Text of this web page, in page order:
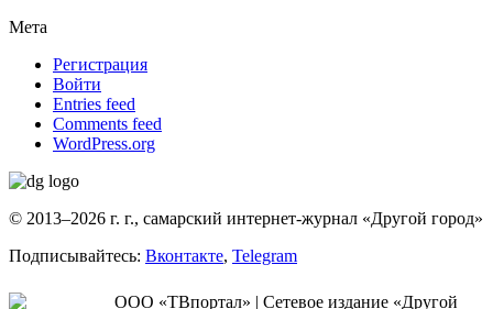
Мета
Регистрация
Войти
Entries feed
Comments feed
WordPress.org
© 2013–2026 г. г., самарский интернет-журнал «Другой город»
Подписывайтесь: Вконтакте, Telegram
ООО «ТВпортал» | Сетевое издание «Другой